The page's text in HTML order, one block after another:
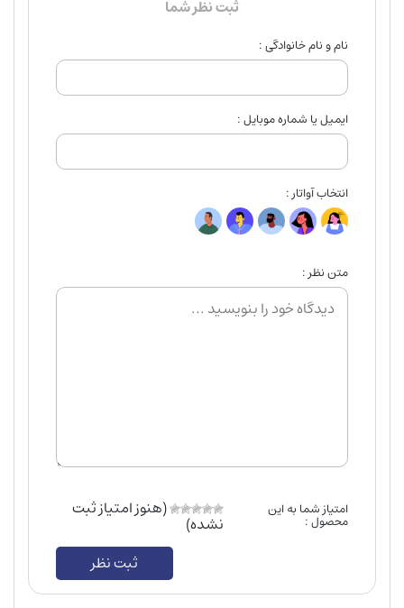
ثبت نظر شما
نام و نام خانوادگی :
ایمیل یا شماره موبایل :
انتخاب آواتار :
متن نظر :
امتیاز شما به این
محصول :
(هنوز امتیاز ثبت
نشده)
ثبت نظر